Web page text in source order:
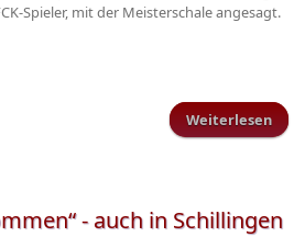
Spieler, mit der Meisterschale angesagt.
Weiterlesen
- auch in Schillingen